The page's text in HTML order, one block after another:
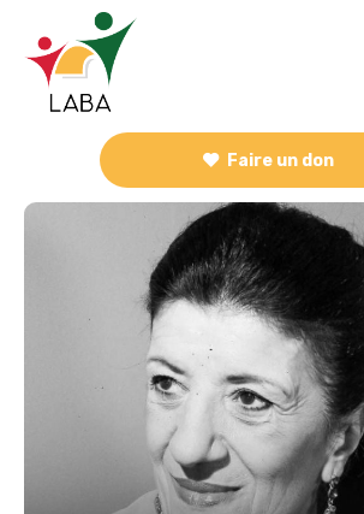
Faire un don